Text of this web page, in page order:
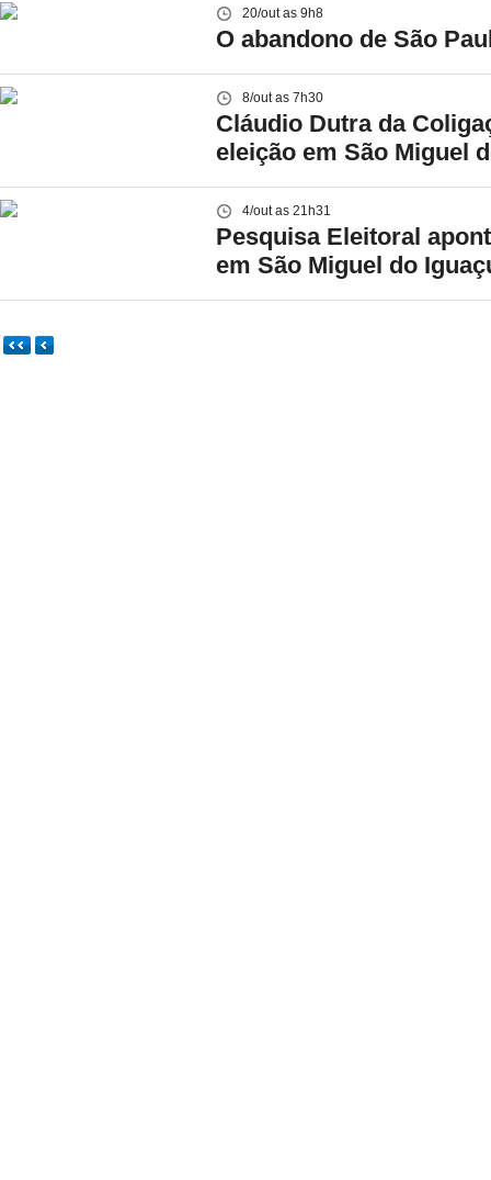
20/out as 9h8
O abandono de São
8/out as 7h30
Cláudio Dutra da
eleição em São Miguel
4/out as 21h31
Pesquisa Eleitoral
em São Miguel do